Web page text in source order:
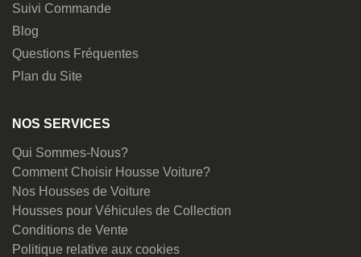
Suivi Commande
Blog
Questions Fréquentes
Plan du Site
NOS SERVICES
Qui Sommes-Nous?
Comment Choisir Housse Voiture?
Nos Housses de Voiture
Housses pour Véhicules de Collection
Conditions de Vente
Politique relative aux cookies